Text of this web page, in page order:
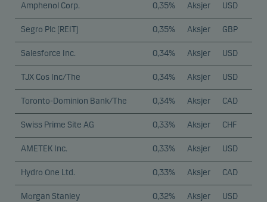
Amphenol Corp. 0,35% Aksjer USD
Segro Plc (REIT) 0,35% Aksjer GBP
Salesforce Inc. 0,34% Aksjer USD
TJX Cos Inc/The 0,34% Aksjer USD
Toronto-Dominion Bank/The 0,34% Aksjer CAD
Swiss Prime Site AG 0,33% Aksjer CHF
AMETEK Inc. 0,33% Aksjer USD
Hydro One Ltd. 0,33% Aksjer CAD
Morgan Stanley 0,32% Aksjer USD